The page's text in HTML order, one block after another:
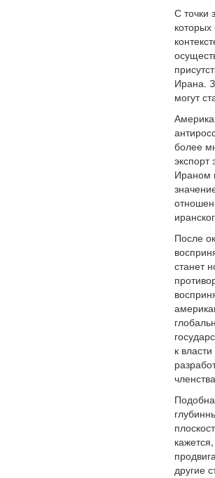
С точки
Ирана.
могут
более
экспорт
Ираном
После
станет
к
другие